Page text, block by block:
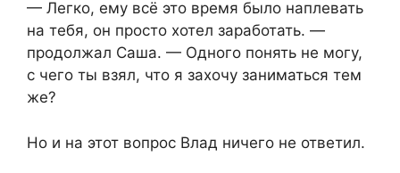
— Легко, ему всё это время было наплевать
на тебя, он просто хотел заработать. —
продолжал Саша. — Одного понять не могу,
с чего ты взял, что я захочу заниматься тем
же?
Но и на этот вопрос Влад ничего не ответил.